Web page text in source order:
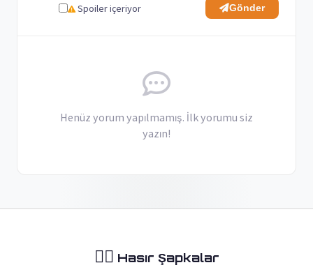
Spoiler içeriyor Gönder
Henüz yorum yapılmamış. İlk yorumu siz
yazın!
🏴‍☠️ Hasır Şapkalar